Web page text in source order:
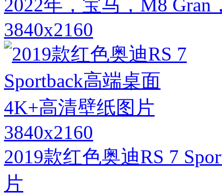
2022年，宝马，M8
3840x2160
3840x2160
2019款红色奥迪RS 7
片